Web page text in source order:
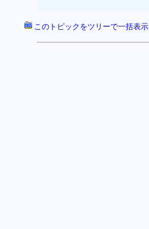
このトピックをツリーで一括表示